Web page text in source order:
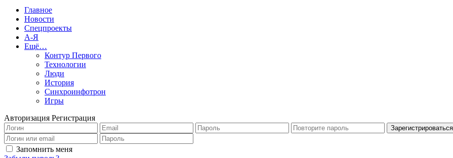
Главное
Новости
Спецпроекты
А-Я
Ещё…
Контур Первого
Технологии
Люди
История
Синхроинфотрон
Игры
Авторизация Регистрация
Запомнить меня